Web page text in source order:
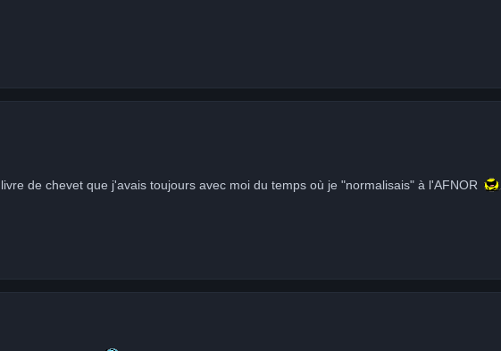
de chevet que j'avais toujours avec moi du temps où je "normalisais" à l'AFNOR